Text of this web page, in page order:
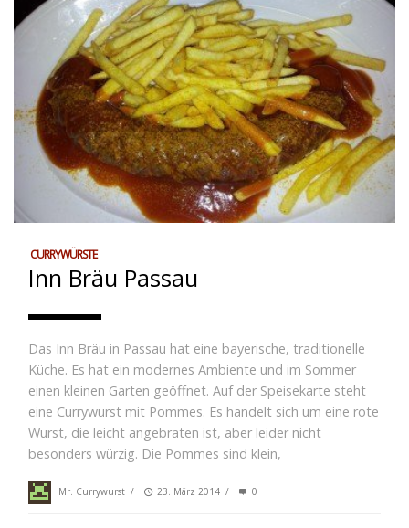
CURRYWÜRSTE
Inn Bräu Passau
Das Inn Bräu in Passau hat eine bayerische, traditionelle
Küche. Es hat ein modernes Ambiente und im Sommer
einen kleinen Garten geöffnet. Auf der Speisekarte steht
eine Currywurst mit Pommes. Es handelt sich um eine rote
Wurst, die leicht angebraten ist, aber leider nicht
besonders würzig. Die Pommes sind klein,
Mr. Currywurst / 23. März 2014 / 0